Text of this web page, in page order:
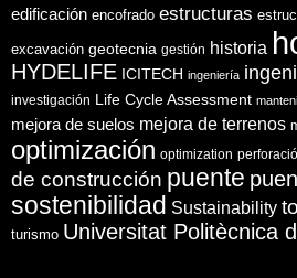
edificación encofrado estructuras
excavación geotecnia gestión historia
HYDELIFE ICITECH ingeniería
investigación Life Cycle Assessment
mejora de suelos mejora de terrenos
optimización optimization
de construcción puente
sostenibilidad Sustainability
turismo Universitat Politècnica